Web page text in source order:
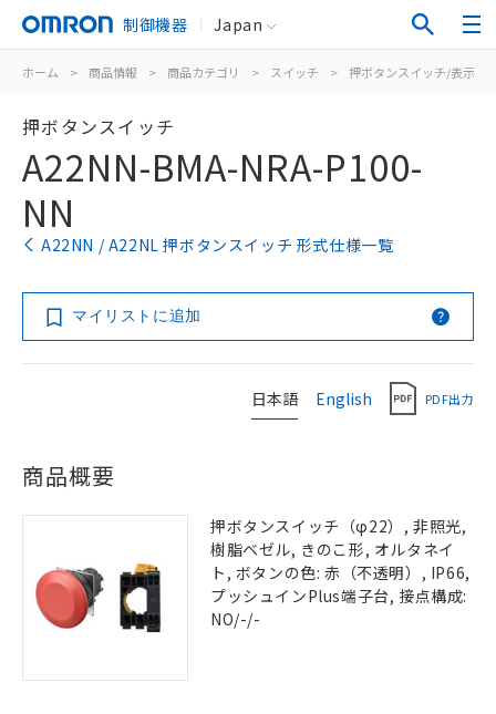
制御機器 Japan
ホーム > 商品情報 > 商品カテゴリ > スイッチ > 押ボタンスイッチ/表示灯
押ボタンスイッチ
A22NN-BMA-NRA-P100-
NN
A22NN / A22NL 押ボタンスイッチ 形式仕様一覧
マイリストに追加
日本語 English PDF出力
商品概要
押ボタンスイッチ（φ22）, 非照光,
樹脂ベゼル, きのこ形, オルタネイ
ト, ボタンの色: 赤（不透明）, IP66,
プッシュインPlus端子台, 接点構成:
NO/-/-